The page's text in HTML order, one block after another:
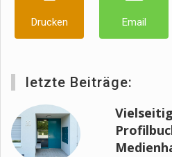
Drucken Email
letzte Beiträge: